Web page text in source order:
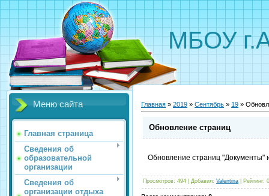
МБОУ
Меню сайта
Главная страница
Сведения об
образовательной
организации
Сведения об
организации отдыха
Главная » 2019 » Сентябрь » 19 »
Обновление страниц
Обновление страниц "Документы"
Просмотров: 494 Добавил: Valentina Рейтинг: